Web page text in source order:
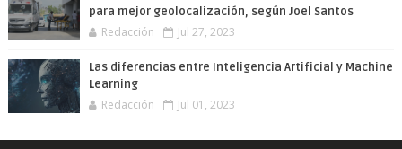
para mejor geolocalización, según Joel Santos
Redacción Jul 27, 2023
Las diferencias entre Inteligencia Artificial y Machine
Learning
Redacción Jul 01, 2023